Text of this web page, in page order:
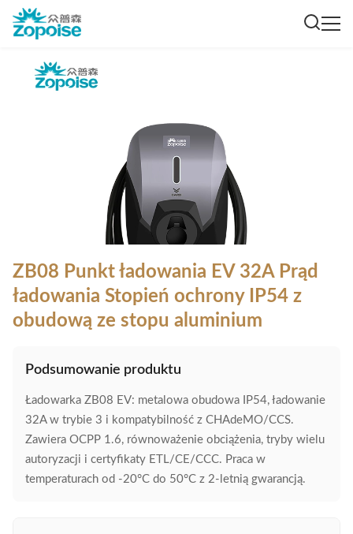
ZB08 Punkt ładowania EV 32A Prąd
ładowania Stopień ochrony IP54 z
obudową ze stopu aluminium
Podsumowanie produktu
Ładowarka ZB08 EV: metalowa obudowa IP54, ładowanie
32A w trybie 3 i kompatybilność z CHAdeMO/CCS.
Zawiera OCPP 1.6, równoważenie obciążenia, tryby wielu
autoryzacji i certyfikaty ETL/CE/CCC. Praca w
temperaturach od -20°C do 50°C z 2-letnią gwarancją.